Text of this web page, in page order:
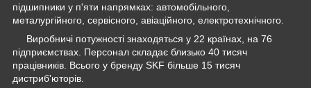
підшипники у п'яти напрямках: автомобільного,
металургійного, сервісного, авіаційного, електротехнічного.
Виробничі потужності знаходяться у 22 країнах, на 76
підприємствах. Персонал складає близько 40 тисяч
працівників. Всього у бренду SKF більше 15 тисяч
дистриб'юторів.